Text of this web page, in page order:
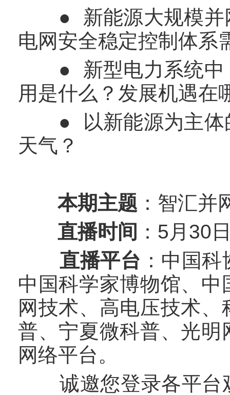
● 新能源大规模并网
电网安全稳定控制体系
● 新型电力系统中，
用是什么？发展机遇在
● 以新能源为主体的
天气？
本期主题 ：智汇并
直播时间 ：5月30
直播平台 ：中国
中国科学家博物馆、
网技术、高电压技术
普、宁夏微科普、光
网络平台。
诚邀您登录各平台